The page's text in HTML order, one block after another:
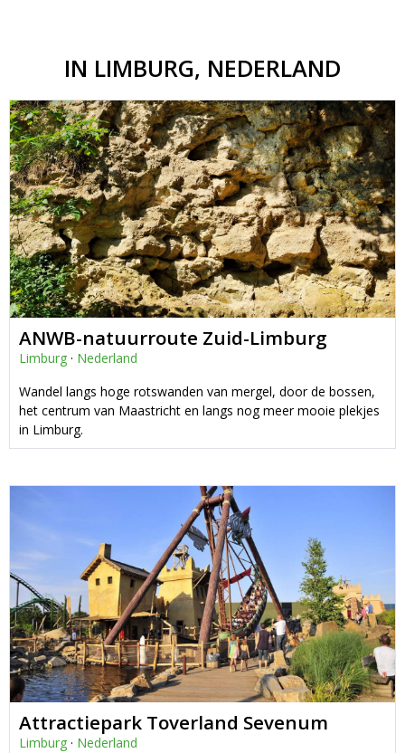
IN LIMBURG, NEDERLAND
ANWB-natuurroute Zuid-Limburg
Limburg · Nederland
Wandel langs hoge rotswanden van mergel, door de bossen,
het centrum van Maastricht en langs nog meer mooie plekjes
in Limburg.
Attractiepark Toverland Sevenum
Limburg · Nederland